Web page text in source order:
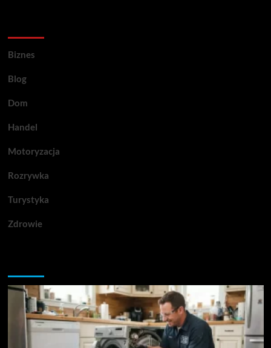
Biznes
Blog
Dom
Handel
Motoryzacja
Rozrywka
Turystyka
Zdrowie